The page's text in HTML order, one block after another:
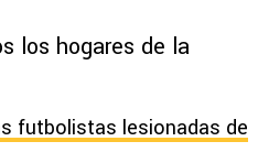
los hogares de la
futbolistas lesionadas de